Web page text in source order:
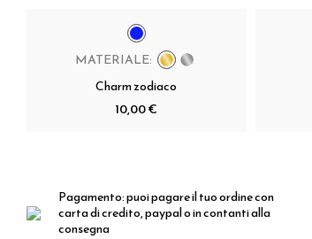
MATERIALE:
Charm zodiaco
10,00 €
Pagamento:puoi pagare il tuo ordine con
carta di credito, paypal o in contanti alla
consegna